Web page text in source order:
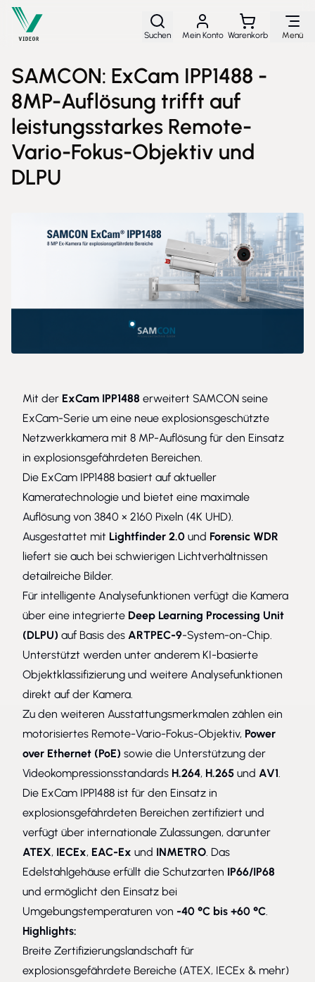
Direkt zum Inhalt
Suchen Mein Konto Warenkorb Menü
SAMCON: ExCam IPP1488 -
8MP-Auflösung trifft auf
leistungsstarkes Remote-
Vario-Fokus-Objektiv und
DLPU
Mit der ExCam IPP1488 erweitert SAMCON seine
ExCam-Serie um eine neue explosionsgeschützte
Netzwerkkamera mit 8 MP-Auflösung für den Einsatz
in explosionsgefährdeten Bereichen.
Die ExCam IPP1488 basiert auf aktueller
Kameratechnologie und bietet eine maximale
Auflösung von 3840 × 2160 Pixeln (4K UHD).
Ausgestattet mit Lightfinder 2.0 und Forensic WDR
liefert sie auch bei schwierigen Lichtverhältnissen
detailreiche Bilder.
Für intelligente Analysefunktionen verfügt die Kamera
über eine integrierte Deep Learning Processing Unit
(DLPU) auf Basis des ARTPEC-9-System-on-Chip.
Unterstützt werden unter anderem KI-basierte
Objektklassifizierung und weitere Analysefunktionen
direkt auf der Kamera.
Zu den weiteren Ausstattungsmerkmalen zählen ein
motorisiertes Remote-Vario-Fokus-Objektiv, Power
over Ethernet (PoE) sowie die Unterstützung der
Videokompressionsstandards H.264, H.265 und AV1
Die ExCam IPP1488 ist für den Einsatz in
explosionsgefährdeten Bereichen zertifiziert und
verfügt über internationale Zulassungen, darunter
ATEX, IECEx, EAC-Ex und INMETRO . Das
Edelstahlgehäuse erfüllt die Schutzarten IP66/IP68
und ermöglicht den Einsatz bei
Umgebungstemperaturen von -40 °C bis +60 °C
Highlights:
Breite Zertifizierungslandschaft für
explosionsgefährdete Bereiche (ATEX, IECEx & mehr)